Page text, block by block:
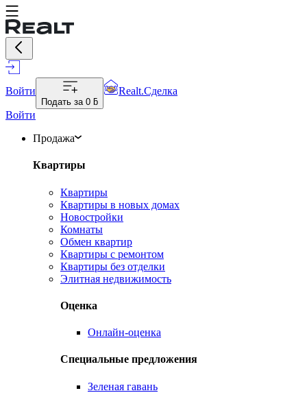
Войти
Подать за 0 ƃ
Realt.Сделка
Войти
Продажа
Квартиры
Квартиры
Квартиры в новых домах
Новостройки
Комнаты
Обмен квартир
Квартиры с ремонтом
Квартиры без отделки
Элитная недвижимость
Оценка
Онлайн-оценка
Специальные предложения
Зеленая гавань